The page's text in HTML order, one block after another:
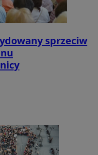
sprzeciw